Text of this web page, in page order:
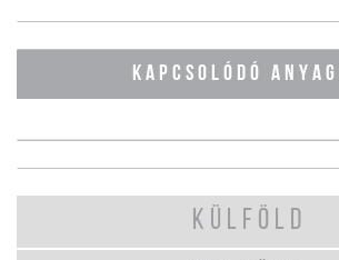
KAPCSOLÓDÓ
KÜLFÖLD